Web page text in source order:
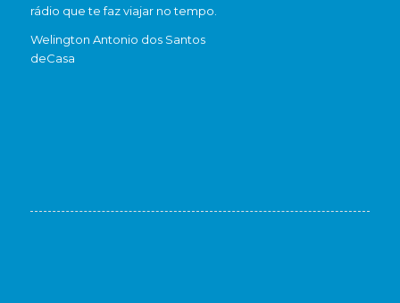
rádio que te faz viajar no tempo.
Welington Antonio dos Santos
deCasa